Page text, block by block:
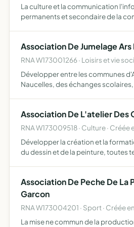
La culture et la communication
permanents et secondaire de la
présent…
Association De Jumelage Ars
RNA W173001266 · Loisirs et vie
Développer entre les communes
Naucelles, des échanges
développeme…
Association De L'atelier Des
RNA W173009518 · Culture · Créée
Développer la création et la
du dessin et de la peinture, toutes
d'un…
Association De Peche De La
Garcon
RNA W173004201 · Sport · Créée
La mise ne commun de la